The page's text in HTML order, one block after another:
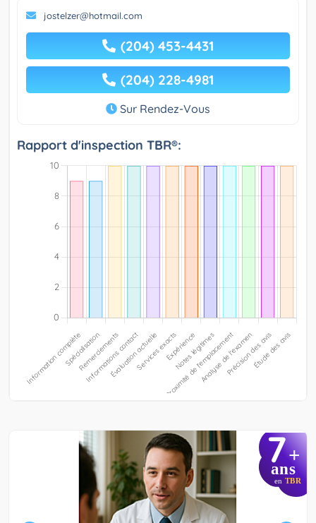
jostelzer@hotmail.com
(204) 453-4431
(204) 228-4981
Sur Rendez-Vous
Rapport d'inspection TBR®:
7+
ans
en TBR